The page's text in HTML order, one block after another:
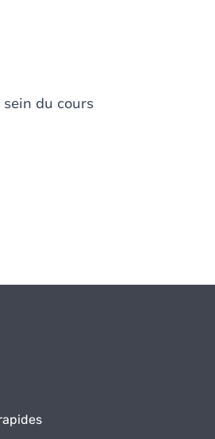
du cours